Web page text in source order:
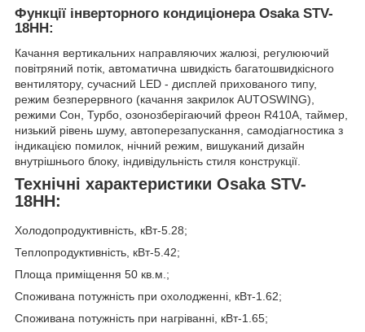
Функції інверторного кондиціонера Osaka STV-
18HH:
Качання вертикальних направляючих жалюзі, регулюючий
повітряний потік, автоматична швидкість багатошвидкісного
вентилятору, сучасний LED - дисплей прихованого типу,
режим безперервного (качання закрилок AUTOSWING),
режими Сон, Турбо, озонозберігаючий фреон R410A, таймер,
низький рівень шуму, автоперезапускання, самодіагностика з
індикацією помилок, нічний режим, вишуканий дизайн
внутрішнього блоку, індивідульність стиля конструкції.
Технічні характеристики Osaka STV-
18HH:
Холодопродуктивність, кВт-5.28;
Теплопродуктивність, кВт-5.42;
Площа приміщення 50 кв.м.;
Споживана потужність при охолодженні, кВт-1.62;
Споживана потужність при нагріванні, кВт-1.65;